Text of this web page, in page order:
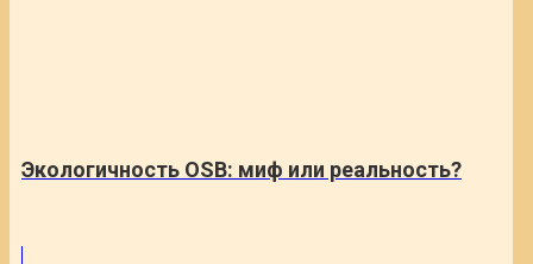
Экологичность OSB: миф или реальность?